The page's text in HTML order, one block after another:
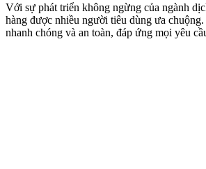
Với sự phát triển không ngừng của ngành
hàng được nhiều người tiêu dùng ưa
nhanh chóng và an toàn, đáp ứng mọi yêu